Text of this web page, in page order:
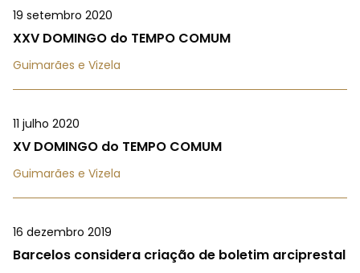
19 setembro 2020
XXV DOMINGO do TEMPO COMUM
Guimarães e Vizela
11 julho 2020
XV DOMINGO do TEMPO COMUM
Guimarães e Vizela
16 dezembro 2019
Barcelos considera criação de boletim arciprestal